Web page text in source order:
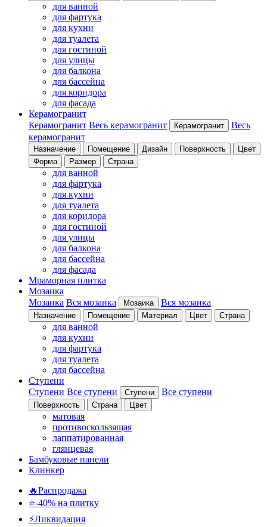
для ванной
для фартука
для кухни
для туалета
для гостиной
для улицы
для балкона
для бассейна
для коридора
для фасада
Керамогранит
Керамогранит Весь керамогранит Керамогранит
Весь
керамогранит
Назначение Помещение Дизайн Поверхность
Цвет
Форма
Размер Страна
для ванной
для фартука
для кухни
для туалета
для коридора
для гостиной
для улицы
для балкона
для бассейна
для фасада
Мраморная плитка
Мозаика
Мозаика Вся мозаика Мозаика Вся мозаика
Назначение Помещение Материал Цвет Страна
для ванной
для кухни
для фартука
для туалета
для бассейна
Ступени
Ступени Все ступени Ступени Все ступени
Поверхность Страна Цвет
матовая
противоскользящая
лаппатированная
глянцевая
Бамбуковые панели
Клинкер
🔥Распродажа
⭐-40% на плитку
⚡️Ликвидация